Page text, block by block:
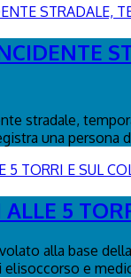
stradale,
una
5
volato alla base
e